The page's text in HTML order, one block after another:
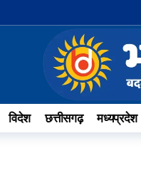
विदेश छत्तीसगढ़ मध्यप्रदेश